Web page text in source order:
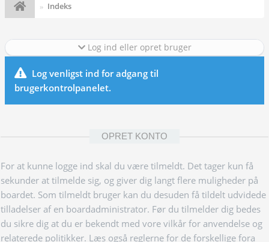
Indeks
Log ind eller opret bruger
Log venligst ind for adgang til
brugerkontrolpanelet.
OPRET KONTO
For at kunne logge ind skal du være tilmeldt. Det tager kun få
sekunder at tilmelde sig, og giver dig langt flere muligheder på
boardet. Som tilmeldt bruger kan du desuden få tildelt udvidede
tilladelser af en boardadministrator. Før du tilmelder dig bedes
du sikre dig at du er bekendt med vore vilkår for anvendelse og
relaterede politikker. Læs også reglerne for de forskellige fora